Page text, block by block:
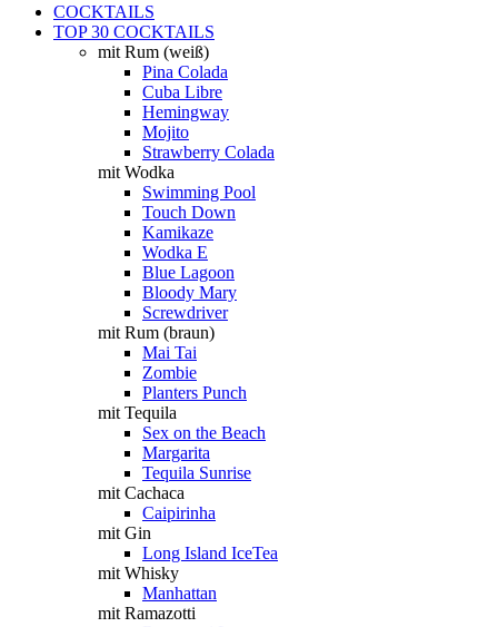
COCKTAILS
TOP 30 COCKTAILS
mit Rum (weiß)
Pina Colada
Cuba Libre
Hemingway
Mojito
Strawberry Colada
mit Wodka
Swimming Pool
Touch Down
Kamikaze
Wodka E
Blue Lagoon
Bloody Mary
Screwdriver
mit Rum (braun)
Mai Tai
Zombie
Planters Punch
mit Tequila
Sex on the Beach
Margarita
Tequila Sunrise
mit Cachaca
Caipirinha
mit Gin
Long Island IceTea
mit Whisky
Manhattan
mit Ramazotti